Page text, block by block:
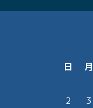
日
月
2
3